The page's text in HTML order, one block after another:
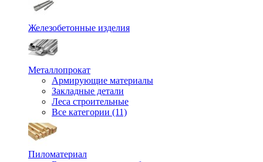
Железобетонные изделия
Металлопрокат
Армирующие материалы
Закладные детали
Леса строительные
Все категории (11)
Пиломатериал